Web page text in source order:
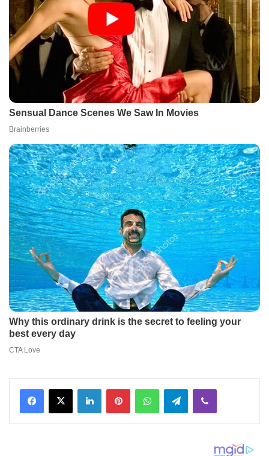
Facebook
X LinkedInPinterestWhatsAppTelegramViber